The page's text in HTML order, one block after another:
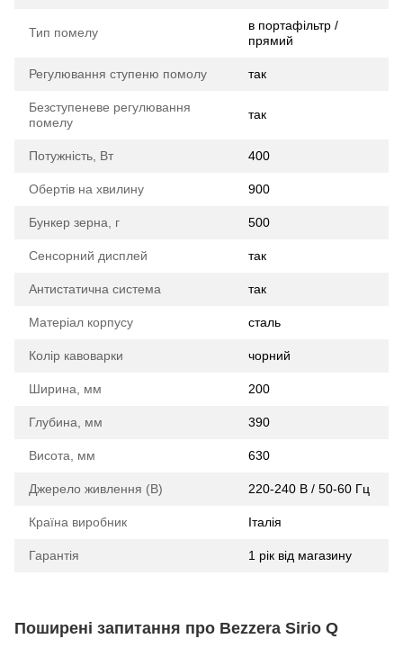
Тип помелу
в портафільтр /
прямий
Регулювання ступеню помолу так
Безступеневе регулювання
помелу
так
Потужність, Вт 400
Обертів на хвилину 900
Бункер зерна, г 500
Сенсорний дисплей так
Антистатична система так
Матеріал корпусу сталь
Колір кавоварки чорний
Ширина, мм 200
Глубина, мм 390
Висота, мм 630
Джерело живлення (В) 220-240 В / 50-60 Гц
Країна виробник Італія
Гарантія 1 рік від магазину
Поширені запитання про Bezzera Sirio Q